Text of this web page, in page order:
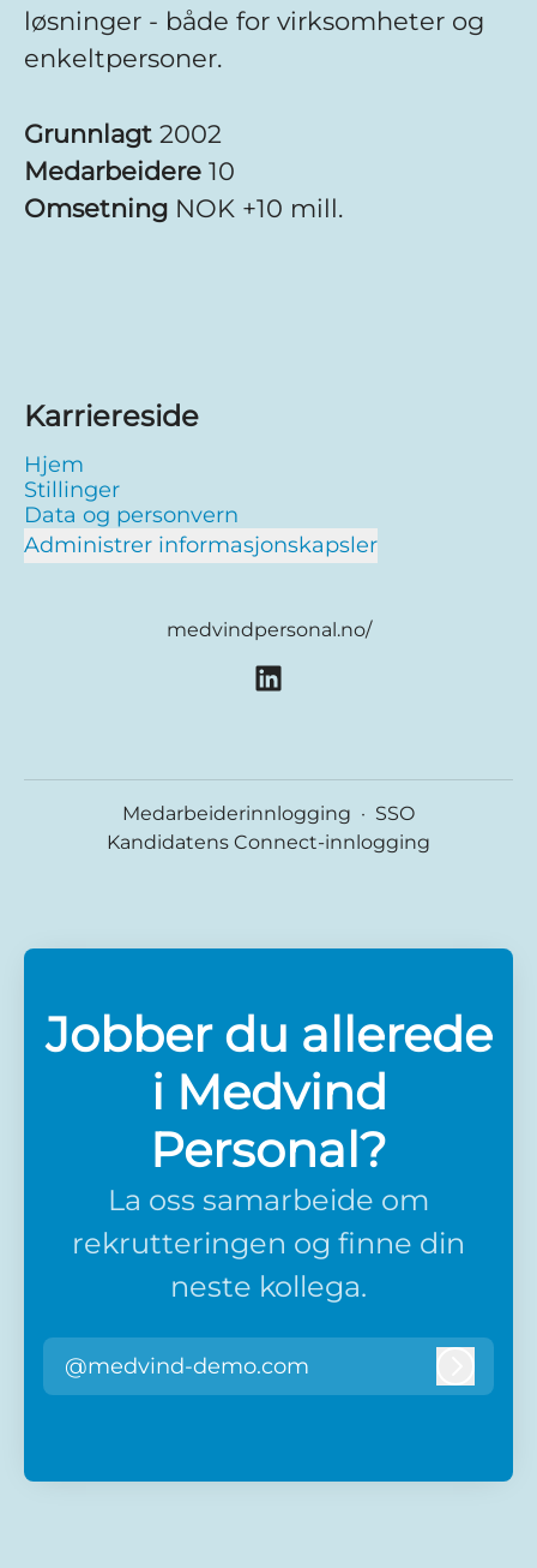
løsninger - både for virksomheter og
enkeltpersoner.
Grunnlagt 2002
Medarbeidere 10
Omsetning NOK +10 mill.
Karriereside
Hjem
Stillinger
Data og personvern
Administrer informasjonskapsler
medvindpersonal.no/
Medarbeiderinnlogging · SSO
Kandidatens Connect-innlogging
Jobber du allerede
i Medvind
Personal?
La oss samarbeide om
rekrutteringen og finne din
neste kollega.
@medvind-demo.com